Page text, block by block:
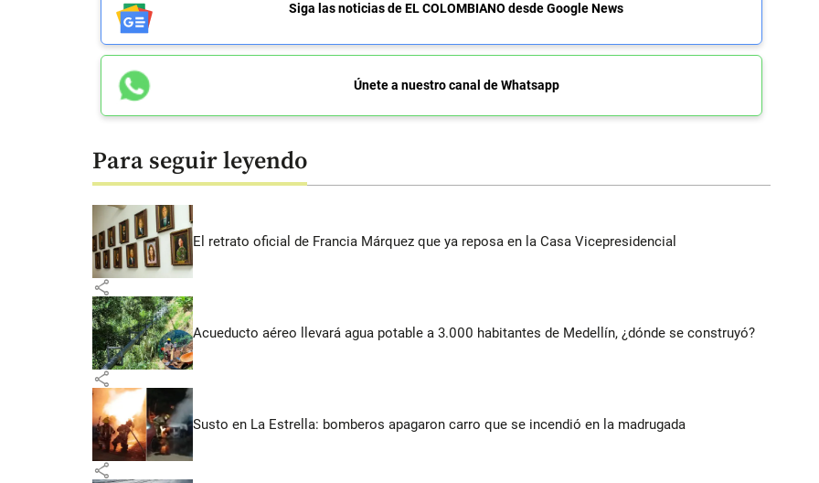
Siga las noticias de EL COLOMBIANO desde Google News
Únete a nuestro canal de Whatsapp
Para seguir leyendo
El retrato oficial de Francia Márquez que ya reposa en la Casa Vicepresidencial
share
Acueducto aéreo llevará agua potable a 3.000 habitantes de Medellín, ¿dónde se construyó?
share
Susto en La Estrella: bomberos apagaron carro que se incendió en la madrugada
share